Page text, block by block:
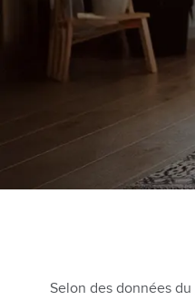
Selon des données du